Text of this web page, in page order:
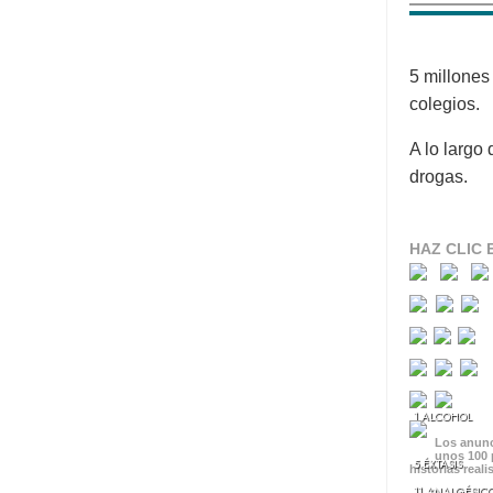
5 millones
colegios.
A lo largo
drogas.
HAZ CLIC
1 ALCOHOL
5 ÉXTASIS
Los
unos 100
historias